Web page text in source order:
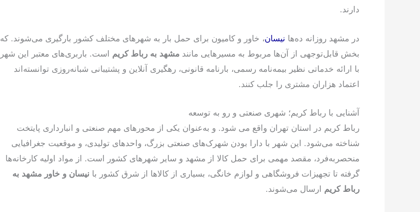
دارند.
در مشهد روزانه ده‌ها نیسان، خاور و کامیون برای حمل بار به شهرهای مختلف کشور بارگیری می‌شوند. که
بخش قابل‌توجهی از آن‌ها مربوط به مسیرهایی مانند مشهد به رباط کریم
است. باربری‌های معتبر این شهر
با ارائه خدماتی نظیر بیمه‌نامه رسمی، بارنامه قانونی، رهگیری آنلاین و پشتیبانی شبانه‌روزی توانسته‌اند
اعتماد هزاران مشتری را جلب کنند.
آشنایی با رباط کریم؛ شهری صنعتی و رو به توسعه
رباط کریم در استان تهران واقع می شود. و به‌عنوان یکی از محورهای مهم صنعتی و انبارداری پایتخت
شناخته می‌شود. این شهر با دارا بودن شهرک‌های صنعتی بزرگ، واحدهای تولیدی، و موقعیت جغرافیایی
منحصربه‌فرد، مقصد مهمی برای حمل کالا از مشهد و سایر شهرهای کشور است. از مواد اولیه کارخانه‌ها
گرفته تا تجهیزات فروشگاهی و لوازم خانگی، بسیاری از کالاها از شرق کشور با نیسان و خاور مشهد به
رباط کریم
ارسال می‌شوند.